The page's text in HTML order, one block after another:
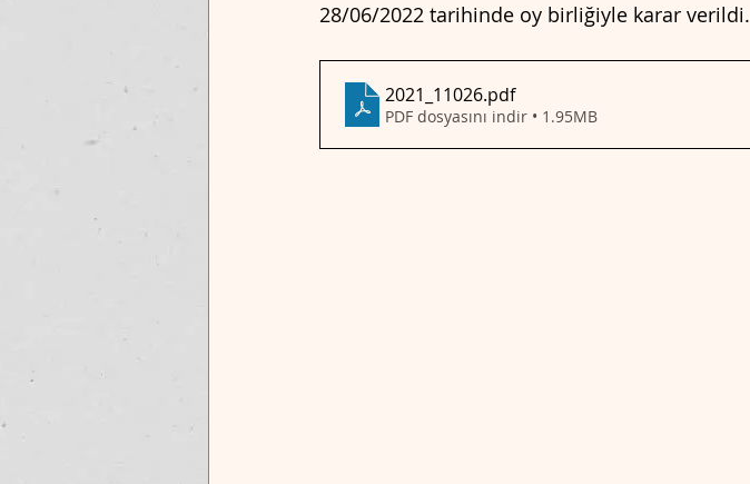
28/06/2022 tarihinde oy birliğiyle karar verildi.
2021_11026.pdf
PDF dosyasını indir • 1.95MB